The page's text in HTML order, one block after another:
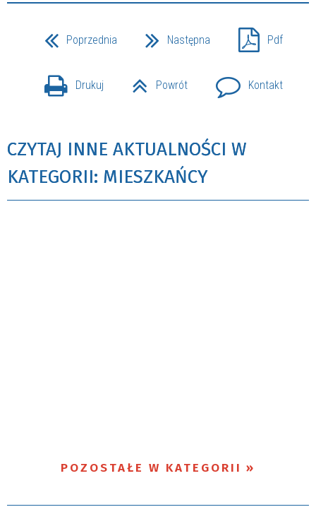
Poprzednia Następna Pdf
Drukuj Powrót Kontakt
CZYTAJ INNE AKTUALNOŚCI W
KATEGORII: MIESZKAŃCY
POZOSTAŁE W KATEGORII